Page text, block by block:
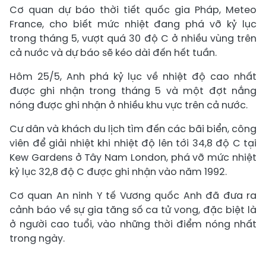
Cơ quan dự báo thời tiết quốc gia Pháp, Meteo
France, cho biết mức nhiệt đang phá vỡ kỷ lục
trong tháng 5, vượt quá 30 độ C ở nhiều vùng trên
cả nước và dự báo sẽ kéo dài đến hết tuần.
Hôm 25/5, Anh phá kỷ lục về nhiệt độ cao nhất
được ghi nhận trong tháng 5 và một đợt nắng
nóng được ghi nhận ở nhiều khu vực trên cả nước.
Cư dân và khách du lịch tìm đến các bãi biển, công
viên để giải nhiệt khi nhiệt độ lên tới 34,8 độ C tại
Kew Gardens ở Tây Nam London, phá vỡ mức nhiệt
kỷ lục 32,8 độ C được ghi nhận vào năm 1992.
Cơ quan An ninh Y tế Vương quốc Anh đã đưa ra
cảnh báo về sự gia tăng số ca tử vong, đặc biệt là
ở người cao tuổi, vào những thời điểm nóng nhất
trong ngày.